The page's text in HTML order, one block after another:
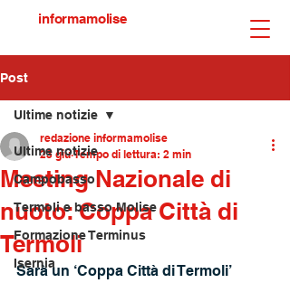
informamolise
Post
Ultime notizie
Campobasso
Termoli e basso Molise
Formazione Terminus
Isernia
Ultime notizie
Meeting Nazionale di
nuoto: Coppa Città di
Termoli
redazione informamolise
23 giu Tempo di lettura: 2 min
Sarà un ‘Coppa Città di Termoli’